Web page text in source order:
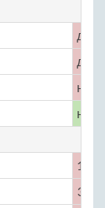
1123
3620